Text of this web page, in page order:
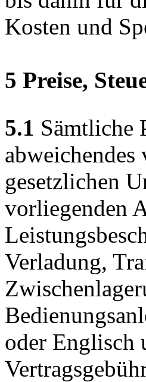
Kosten und
5 Preise,
5.1 Sämtliche
gesetzlichen
vorliegenden
Verladung,
oder Englisch